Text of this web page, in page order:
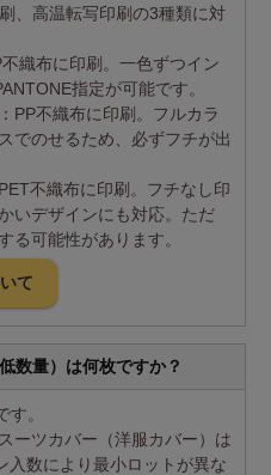
、高温転写印刷の3種類に対
不織布に印刷。一色ずつイン
指定が可能です。
：PP不織布に印刷。フルカラ
でのせるため、必ずフチが出
PET不織布に印刷。フチなし印
いデザインにも対応。ただ
る可能性があります。
て
数量）は何枚ですか？
す。
ーツカバー（洋服カバー）は
入数により最小ロットが異な